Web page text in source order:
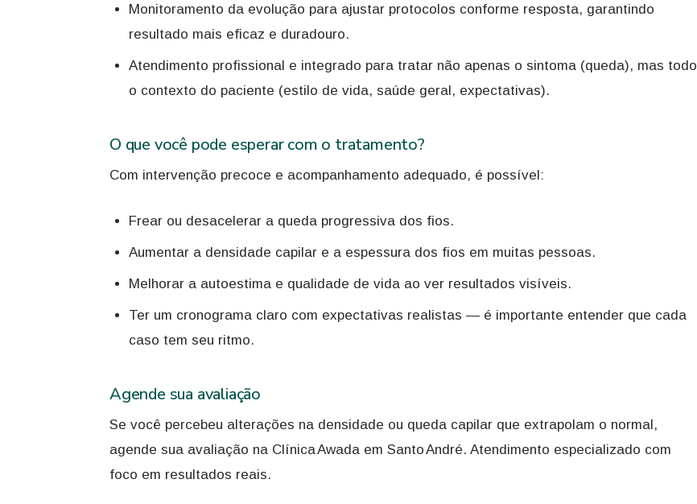
Monitoramento da evolução para ajustar protocolos conforme resposta, garantindo
resultado mais eficaz e duradouro.
Atendimento profissional e integrado para tratar não apenas o sintoma (queda), mas todo
o contexto do paciente (estilo de vida, saúde geral, expectativas).
O que você pode esperar com o tratamento?
Com intervenção precoce e acompanhamento adequado, é possível:
Frear ou desacelerar a queda progressiva dos fios.
Aumentar a densidade capilar e a espessura dos fios em muitas pessoas.
Melhorar a autoestima e qualidade de vida ao ver resultados visíveis.
Ter um cronograma claro com expectativas realistas — é importante entender que cada
caso tem seu ritmo.
Agende sua avaliação
Se você percebeu alterações na densidade ou queda capilar que extrapolam o normal,
agende sua avaliação na Clínica Awada em Santo André. Atendimento especializado com
foco em resultados reais.